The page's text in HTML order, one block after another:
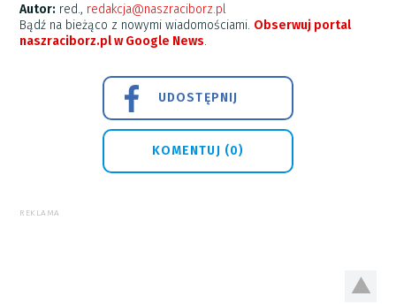
Autor: red., redakcja@naszraciborz.pl
Bądź na bieżąco z nowymi wiadomościami. Obserwuj portal
naszraciborz.pl w Google News.
UDOSTĘPNIJ
KOMENTUJ (0)
REKLAMA